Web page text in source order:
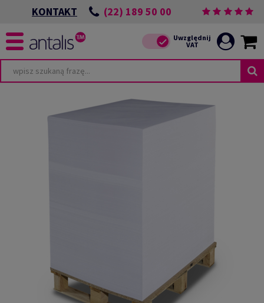
KONTAKT (22) 189 50 00